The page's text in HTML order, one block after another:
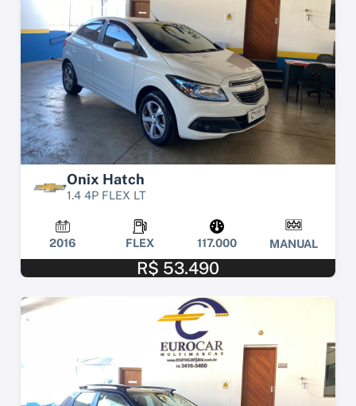
Onix Hatch
1.4 4P FLEX LT
2016 FLEX 117.000 MANUAL
R$ 53.490